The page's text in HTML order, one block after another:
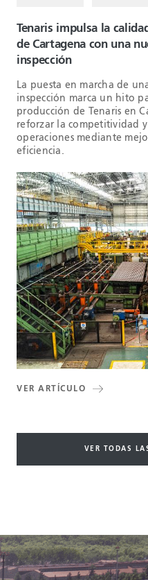
Tenaris impulsa la
de Cartagena con una
inspección
La puesta en marcha de
inspección marca un hito
producción de Tenaris en
reforzar la competitividad
operaciones mediante
eficiencia.
VER ARTÍCULO
VER TODAS